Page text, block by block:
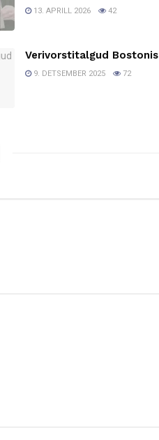
13. APRILL 2026 42
Verivorstitalgud Bostonis
9. DETSEMBER 2025 72